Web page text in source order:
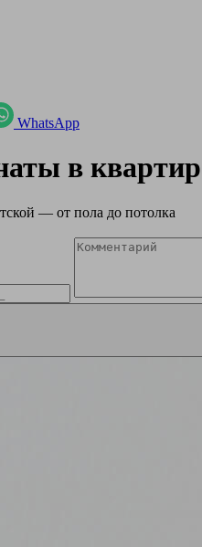
WhatsApp
в
— от пола до потолка